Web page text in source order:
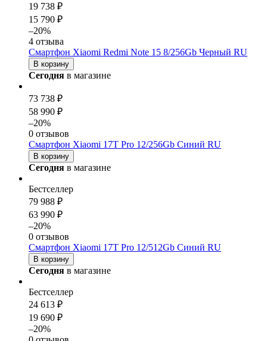
19 738 ₽
15 790 ₽
–20%
4 отзыва
Смартфон Xiaomi Redmi Note 15 8/256Gb Черный RU
В корзину
Сегодня в магазине
73 738 ₽
58 990 ₽
–20%
0 отзывов
Смартфон Xiaomi 17T Pro 12/256Gb Синий RU
В корзину
Сегодня в магазине
Бестселлер
79 988 ₽
63 990 ₽
–20%
0 отзывов
Смартфон Xiaomi 17T Pro 12/512Gb Синий RU
В корзину
Сегодня в магазине
Бестселлер
24 613 ₽
19 690 ₽
–20%